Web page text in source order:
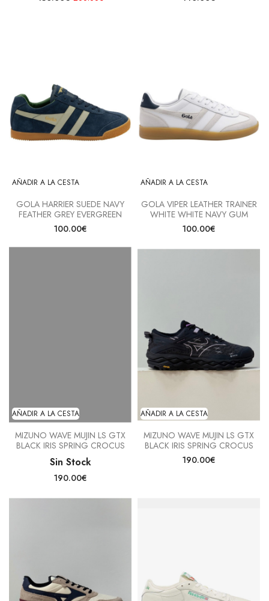
AÑADIR A LA CESTA
GOLA HARRIER SUEDE NAVY
FEATHER GREY EVERGREEN
100.00€
AÑADIR A LA CESTA
GOLA VIPER LEATHER TRAINER
WHITE WHITE NAVY GUM
100.00€
AÑADIR A LA CESTA
MIZUNO WAVE MUJIN LS GTX
BLACK IRIS SPRING CROCUS
Sin Stock
190.00€
AÑADIR A LA CESTA
MIZUNO WAVE MUJIN LS GTX
BLACK IRIS SPRING CROCUS
190.00€